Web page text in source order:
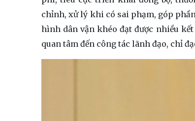
chỉnh, xử lý khi có sai phạm, góp
hình dân vận khéo đạt được nhiều
quan tâm đến công tác lãnh đạo, chỉ